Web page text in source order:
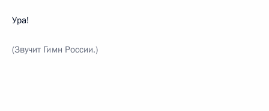
Ура!
(Звучит Гимн России.)